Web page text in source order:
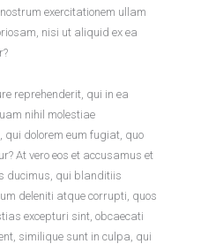
exercitationem ullam
nisi ut aliquid ex ea
reprehenderit, qui in ea
nihil molestiae
qui dolorem eum fugiat, quo
At vero eos et accusamus et
ducimus, qui blanditiis
deleniti atque corrupti, quos
excepturi sint, obcaecati
similique sunt in culpa, qui